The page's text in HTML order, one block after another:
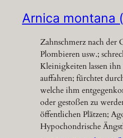
Arnica montana
Zahnschmerz nach der
Plombieren usw.;
Kleinigkeiten lassen
auffahren; fürchtet
welche ihm
oder gestoßen zu
öffentlichen Plätzen;
Hypochondrische